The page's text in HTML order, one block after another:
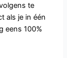
te
als je in één
eens 100%